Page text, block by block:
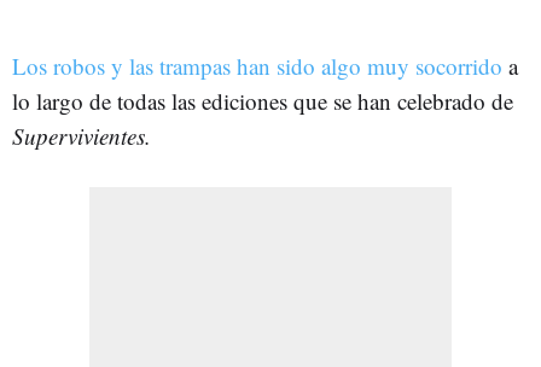
Los robos y las trampas han sido algo muy socorrido a
lo largo de todas las ediciones que se han celebrado de
Supervivientes.